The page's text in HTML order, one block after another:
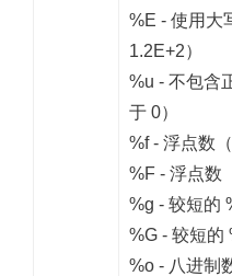
%E - 使用大
1.2E+2）
%u - 不包含
于 0）
%f - 浮点数
%F - 浮点数
%g - 较短的
%G - 较短的
%o - 八进制